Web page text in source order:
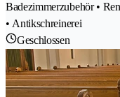
Badezimmerzubehör •
• Antikschreinerei
Geschlossen